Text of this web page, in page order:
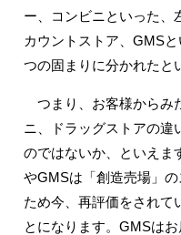
ー、コンビニといった、
カウントストア、GMS
つの固まりに分かれたと
つまり、お客様からみ
ニ、ドラッグストアの違
のではないか、といえま
やGMSは「創造売場」
ため今、再評価をされて
とになります。GMSは